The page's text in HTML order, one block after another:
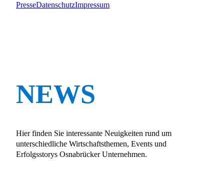
PresseDatenschutzImpressum
NEWS
Hier finden Sie interessante Neuigkeiten rund um
unterschiedliche Wirtschaftsthemen, Events und
Erfolgsstorys Osnabrücker Unternehmen.